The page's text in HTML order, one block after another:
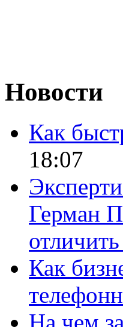
Новости
Как
18:07
Герман
Как
На чем